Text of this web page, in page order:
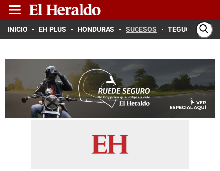
INICIO EH PLUS HONDURAS SUCESOS TEGUCIGALPA